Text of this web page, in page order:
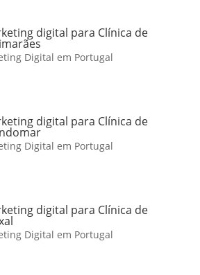
digital para Clínica de
Digital em Portugal
digital para Clínica de
Digital em Portugal
digital para Clínica de
Digital em Portugal